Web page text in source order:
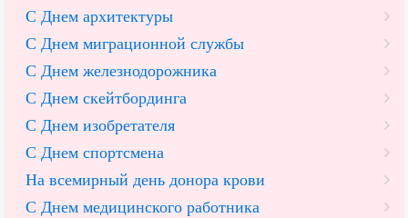
С Днем архитектуры
С Днем миграционной службы
С Днем железнодорожника
С Днем скейтбординга
С Днем изобретателя
С Днем спортсмена
На всемирный день донора крови
С Днем медицинского работника